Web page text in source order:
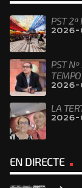
PST 2ª
2026-
PST
2026-
LA
2026-
EN DIRECTE